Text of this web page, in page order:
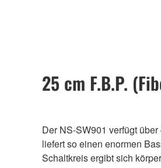
25 cm F.B.P.
Der NS-SW901 verfügt
liefert so einen enormen
Schaltkreis ergibt sich